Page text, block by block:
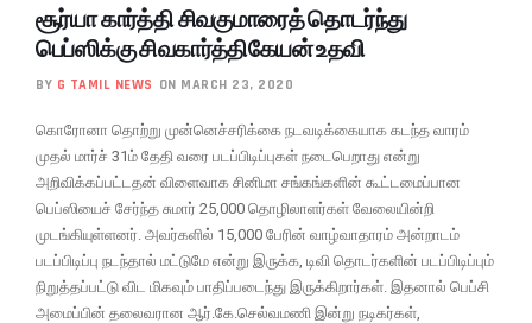
சூர்யா கார்த்தி சிவகுமாரைத் தொடர்ந்து
பெப்ஸிக்கு சிவகார்த்திகேயன் உதவி
BY G TAMIL NEWS ON MARCH 23, 2020
கொரோனா தொற்று முன்னெச்சரிக்கை நடவடிக்கையாக கடந்த வாரம்
முதல் மார்ச் 31ம் தேதி வரை படப்பிடிப்புகள் நடைபெறாது என்று
அறிவிக்கப்பட்டதன் விளைவாக சினிமா சங்கங்களின் கூட்டமைப்பான
பெப்ஸியைச் சேர்ந்த சுமார் 25,000 தொழிலாளர்கள் வேலையின்றி
முடங்கியுள்ளனர். அவர்களில் 15,000 பேரின் வாழ்வாதாரம் அன்றாடம்
படப்பிடிப்பு நடந்தால் மட்டுமே என்று இருக்க, டிவி தொடர்களின் படப்பிடிப்பும்
நிறுத்தப்பட்டு விட மிகவும் பாதிப்படைந்து இருக்கிறார்கள். இதனால் பெப்சி
அமைப்பின் தலைவரான ஆர்.கே.செல்வமணி இன்று நடிகர்கள்,